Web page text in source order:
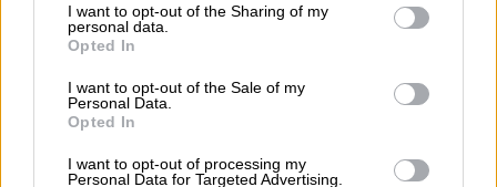
not limited to your visit or usage behaviour. You may click to
grant or deny consent to Google and its third-party tags to
use your data for below specified purposes in below Google
consent section.
I want to opt-out of the Sharing of my
personal data.
Opted In
I want to opt-out of the Sale of my
Personal Data.
Opted In
I want to opt-out of processing my
Personal Data for Targeted Advertising.
πρέπει να βρει άλλο χώρο καθώς το
Κεντρικό Αρχαιολογικό Συμβούλιο κατά τη
χθεσινή του συνεδρίαση δεν έδωσε την
απαραίτητη άδεια για γυρίσματα στην
Ακρόπολη.